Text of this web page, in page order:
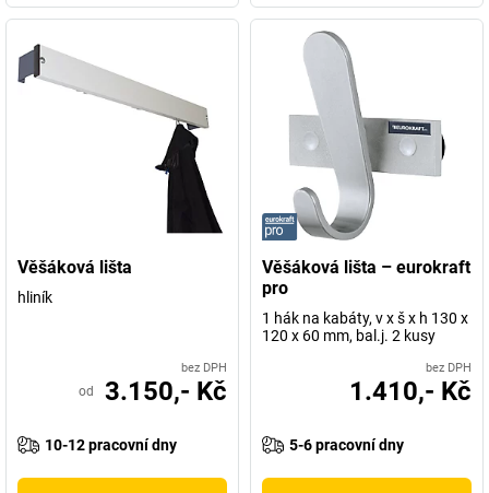
Věšáková lišta
hliník
bez DPH
od 3.150,- Kč
10-12 pracovní dny
Věšáková lišta – eurokraft
pro
1 hák na kabáty, v x š x h 130 x
120 x 60 mm, bal.j. 2 kusy
bez DPH
1.410,- Kč
5-6 pracovní dny